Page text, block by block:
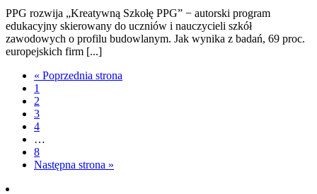
PPG rozwija „Kreatywną Szkołę PPG” − autorski program
edukacyjny skierowany do uczniów i nauczycieli szkół
zawodowych o profilu budowlanym. Jak wynika z badań, 69 proc.
europejskich firm [...]
« Poprzednia strona
1
2
3
4
…
8
Następna strona »